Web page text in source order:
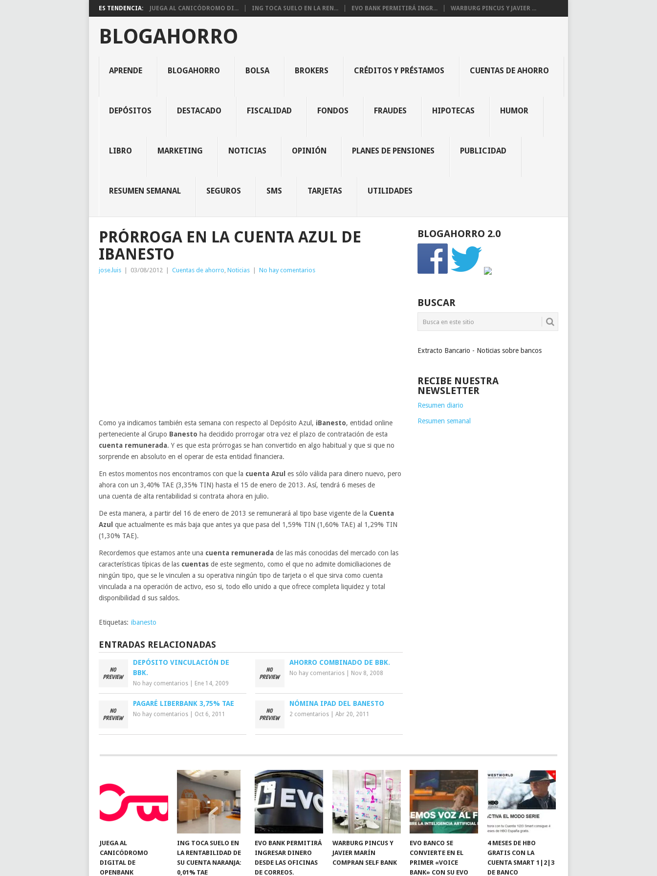
ES TENDENCIA: JUEGA AL CANICÓDROMO DI... ING TOCA SUELO EN LA REN... EVO BANK PERMITIRÁ INGR... WARBURG PINCUS Y JAVIER ...
BLOGAHORRO
APRENDE BLOGAHORRO BOLSA BROKERS CRÉDITOS Y PRÉSTAMOS CUENTAS DE AHORRO
DEPÓSITOS DESTACADO FISCALIDAD FONDOS FRAUDES HIPOTECAS HUMOR
LIBRO MARKETING NOTICIAS OPINIÓN PLANES DE PENSIONES PUBLICIDAD
RESUMEN SEMANAL SEGUROS SMS TARJETAS UTILIDADES
PRÓRROGA EN LA CUENTA AZUL DE
IBANESTO
jose.luis 03/08/2012 Cuentas de ahorro, Noticias No hay comentarios
Como ya indicamos también esta semana con respecto al Depósito Azul, iBanesto, entidad online
perteneciente al Grupo Banesto ha decidido prorrogar otra vez el plazo de contratación de esta
cuenta remunerada. Y es que esta prórrogas se han convertido en algo habitual y que si que no
sorprende en absoluto en el operar de esta entidad financiera.
En estos momentos nos encontramos con que la cuenta Azul es sólo válida para dinero nuevo, pero
ahora con un 3,40% TAE (3,35% TIN) hasta el 15 de enero de 2013. Así, tendrá 6 meses de
una cuenta de alta rentabilidad si contrata ahora en julio.
De esta manera, a partir del 16 de enero de 2013 se remunerará al tipo base vigente de la Cuenta
Azul que actualmente es más baja que antes ya que pasa del 1,59% TIN (1,60% TAE) al 1,29% TIN
(1,30% TAE).
Recordemos que estamos ante una cuenta remunerada de las más conocidas del mercado con las
características típicas de las cuentas de este segmento, como el que no admite domiciliaciones de
ningún tipo, que se le vinculen a su operativa ningún tipo de tarjeta o el que sirva como cuenta
vinculada a na operación de activo, eso si, todo ello unido a que ofrece completa liquidez y total
disponibilidad d sus saldos.
Etiquetas: ibanesto
ENTRADAS RELACIONADAS
DEPÓSITO VINCULACIÓN DE
BBK.
No hay comentarios Ene 14, 2009
AHORRO COMBINADO DE BBK.
No hay comentarios Nov 8, 2008
PAGARÉ LIBERBANK 3,75% TAE
No hay comentarios Oct 6, 2011
NÓMINA IPAD DEL BANESTO
2 comentarios |Abr 20, 2011
BLOGAHORRO 2.0
BUSCAR
Extracto Bancario - Noticias sobre bancos
RECIBE NUESTRA
NEWSLETTER
Resumen diario
Resumen semanal
JUEGA AL
CANICÓDROMO
DIGITAL DE
OPENBANK
ING TOCA SUELO EN
LA RENTABILIDAD DE
SU CUENTA NARANJA:
0,01% TAE
EVO BANK PERMITIRÁ
INGRESAR DINERO
DESDE LAS OFICINAS
DE CORREOS.
WARBURG PINCUS Y
JAVIER MARÍN
COMPRAN SELF BANK
EVO BANCO SE
CONVIERTE EN EL
PRIMER «VOICE
BANK» CON SU EVO
4 MESES DE HBO
GRATIS CON LA
CUENTA SMART 1|2|3
DE BANCO